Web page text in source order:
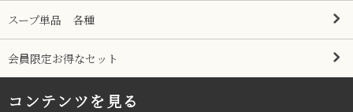
スープ単品 各種
会員限定お得なセット
コンテンツを見る